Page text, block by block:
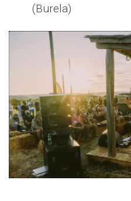
(Burela)